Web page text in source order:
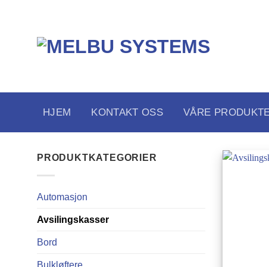
HJEM KONTAKT OSS VÅRE
PRODUKTKATEGORIER
Automasjon
Avsilingskasser
Bord
Bulkløftere